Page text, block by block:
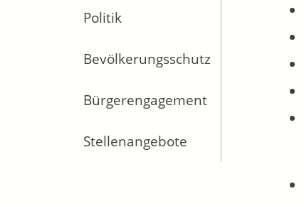
Politik
Bevölkerungsschutz
Bürgerengagement
Stellenangebote